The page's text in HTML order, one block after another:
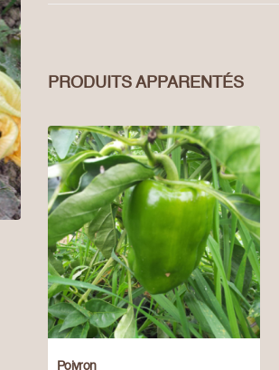
PRODUITS APPARENTÉS
Poivron